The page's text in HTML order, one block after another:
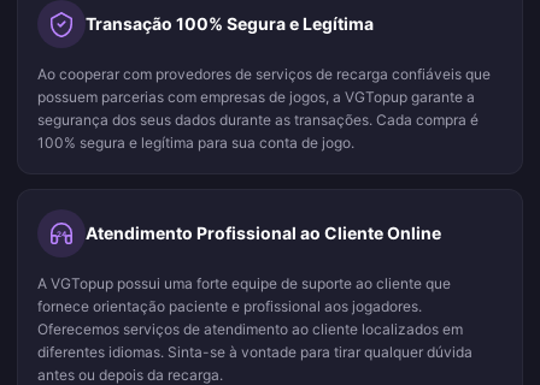
Transação 100% Segura e Legítima
Ao cooperar com provedores de serviços de recarga confiáveis que
possuem parcerias com empresas de jogos, a VGTopup garante a
segurança dos seus dados durante as transações. Cada compra é
100% segura e legítima para sua conta de jogo.
24 Atendimento Profissional ao Cliente Online
A VGTopup possui uma forte equipe de suporte ao cliente que
fornece orientação paciente e profissional aos jogadores.
Oferecemos serviços de atendimento ao cliente localizados em
diferentes idiomas. Sinta-se à vontade para tirar qualquer dúvida
antes ou depois da recarga.